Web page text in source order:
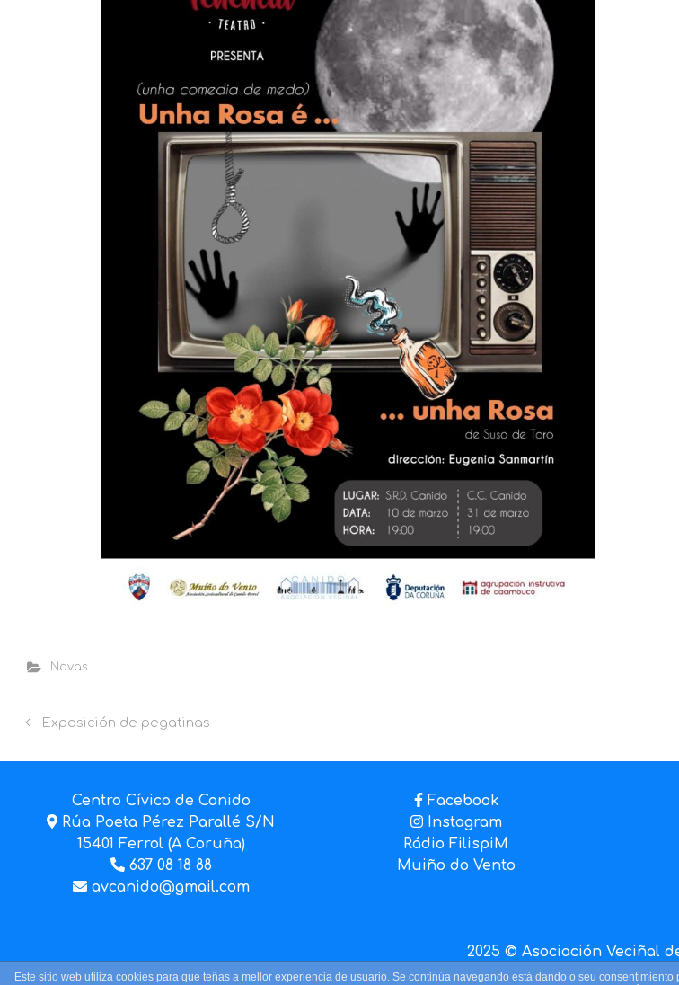
Novas
Exposición de pegatinas
Centro Cívico de Canido
Rúa Poeta Pérez Parallé S/N
15401 Ferrol (A Coruña)
637 08 18 88
avcanido@gmail.com
Facebook
Instagram
Rádio FilispiM
Muiño do Vento
2025 © Asociación Veciñal
Este sitio web utiliza cookies para que teñas a mellor experiencia de usuario. Se continúa navegando está dando o seu